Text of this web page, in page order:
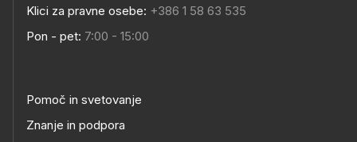
Klici za pravne osebe: +386 1 58 63 535
Pon - pet: 7:00 - 15:00
Pomoč in svetovanje
Znanje in podpora